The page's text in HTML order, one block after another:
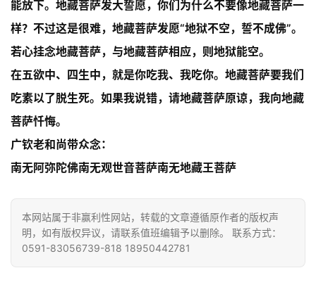
题
公
益
慈
善
教
人
寺
院
巡
登录 注册
能放下。地藏菩萨发大誓愿，你们为什么不要像地藏菩萨一
样？不过这是很难，地藏菩萨发愿“地狱不空，誓不成佛”。
若心挂念地藏菩萨，与地藏菩萨相应，则地狱能空。
在五欲中、四生中，就是你吃我、我吃你。地藏菩萨要我们
吃素以了脱生死。如果我说错，请地藏菩萨原谅，我向地藏
菩萨忏悔。
广钦老和尚带众念：
南无阿弥陀佛南无观世音菩萨南无地藏王菩萨
本网站属于非赢利性网站，转载的文章遵循原作者的版权声
明，如有版权异议，请联系值班编辑予以删除。 联系方式：
0591-83056739-818 18950442781